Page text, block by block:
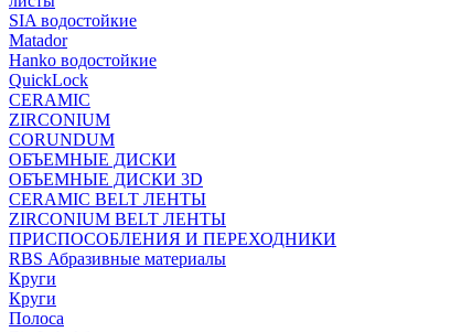
SIA водостойкие
Matador
Hanko водостойкие
QuickLock
CERAMIC
ZIRCONIUM
СORUNDUM
ОБЪЕМНЫЕ ДИСКИ
ОБЪЕМНЫЕ ДИСКИ 3D
CERAMIC BELT ЛЕНТЫ
ZIRCONIUM BELT ЛЕНТЫ
ПРИСПОСОБЛЕНИЯ И ПЕРЕХОДНИКИ
RBS Абразивные материалы
Круги
Круги
Полоса